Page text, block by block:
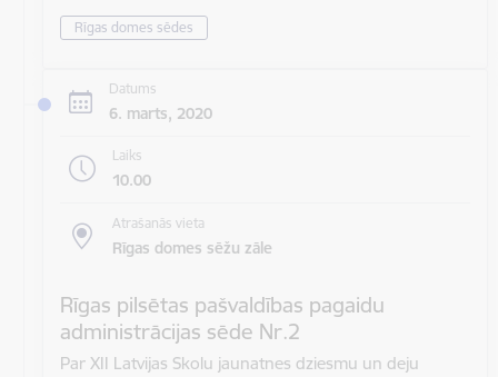
Rīgas domes sēdes
Datums
6. marts, 2020
Laiks
10.00
Atrašanās vieta
Rīgas domes sēžu zāle
Rīgas pilsētas pašvaldības pagaidu
administrācijas sēde Nr.2
Par XII Latvijas Skolu jaunatnes dziesmu un deju